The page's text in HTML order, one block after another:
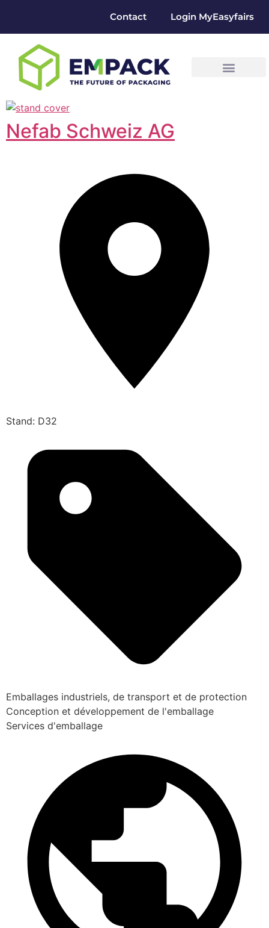
Contact Login MyEasyfairs
Nefab Schweiz AG
Stand: D32
Emballages industriels, de transport et de protection
Conception et développement de l'emballage
Services d'emballage